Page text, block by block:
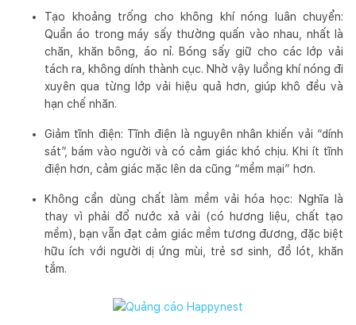
Tạo khoảng trống cho không khí nóng luân chuyển:
Quần áo trong máy sấy thường quấn vào nhau, nhất là
chăn, khăn bông, áo nỉ. Bóng sấy giữ cho các lớp vải
tách ra, không dính thành cục. Nhờ vậy luồng khí nóng đi
xuyên qua từng lớp vải hiệu quả hơn, giúp khô đều và
hạn chế nhăn.
Giảm tĩnh điện: Tĩnh điện là nguyên nhân khiến vải “dính
sát”, bám vào người và có cảm giác khó chịu. Khi ít tĩnh
điện hơn, cảm giác mặc lên da cũng “mềm mại” hơn.
Không cần dùng chất làm mềm vải hóa học: Nghĩa là
thay vì phải đổ nước xả vải (có hương liệu, chất tạo
mềm), bạn vẫn đạt cảm giác mềm tương đương, đặc biệt
hữu ích với người dị ứng mùi, trẻ sơ sinh, đồ lót, khăn
tắm.